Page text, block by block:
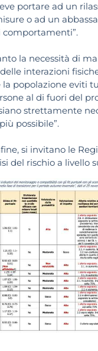
portare ad un
o ad un
comportamenti”.
la necessità di
interazioni
popolazione eviti
al di fuori del
strettamente
possibile”.
si invitano le
del rischio a livello